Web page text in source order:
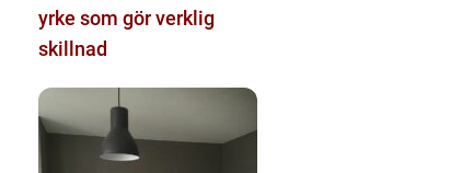
yrke som gör verklig
skillnad